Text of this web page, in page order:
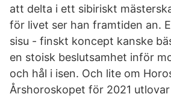
att delta i ett sibiriskt
för livet ser han framtiden an.
sisu - finskt koncept kanske
en stoisk beslutsamhet inför
och hål i isen. Och lite om
Årshoroskopet för 2021